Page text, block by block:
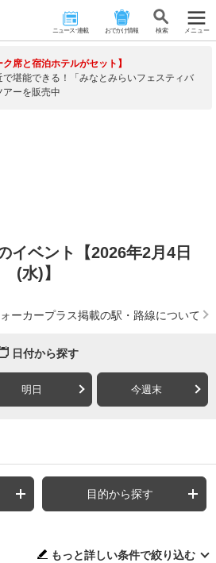
ニュース･連載 おでかけ情報 検 索 メニュー
ク席と宿泊ホテルがセット】
で堪能できる！「みなとみらいフェスティバ
アーを販売中
イベント【2026年2月4日
(水)】
ーカープラス掲載の駅・路線について
日付から探す
明日 今週末
目的から探す
もっと詳しい条件で絞り込む